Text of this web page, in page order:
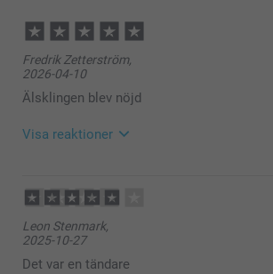
Tändarflinten ska också tas ut. Lossa
skruven och flinten från tändaren och
kommer nu att synas. Ta bort
själva antändningsröret finns nu kvar i
Avlägsna den gamla veken genom att
sättet är att sticka i den uppifrån och
har så mycket bomull kring sig som
Sätt tillbaka flinten där den ska vara,
ovanpå bomullen, sätt tillbaka fjädern
skruven
Fredrik Zetterström,
2026-04-10
Älsklingen blev nöjd
Visa reaktioner
11:25
Tusen tack för ditt fina omdöme och
roligt att höra att mottagaren av
tändaren 🫶 De är jättefina, hållbara
Leon Stenmark,
2025-10-27
Det var en tändare